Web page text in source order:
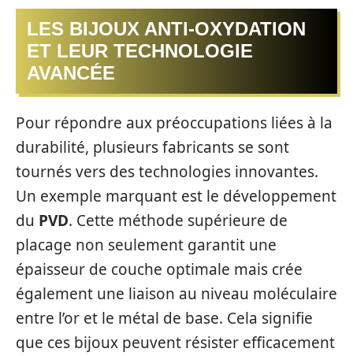
LES BIJOUX ANTI-OXYDATION
ET LEUR TECHNOLOGIE
AVANCÉE
Pour répondre aux préoccupations liées à la
durabilité, plusieurs fabricants se sont
tournés vers des technologies innovantes.
Un exemple marquant est le développement
du PVD. Cette méthode supérieure de
placage non seulement garantit une
épaisseur de couche optimale mais crée
également une liaison au niveau moléculaire
entre l’or et le métal de base. Cela signifie
que ces bijoux peuvent résister efficacement